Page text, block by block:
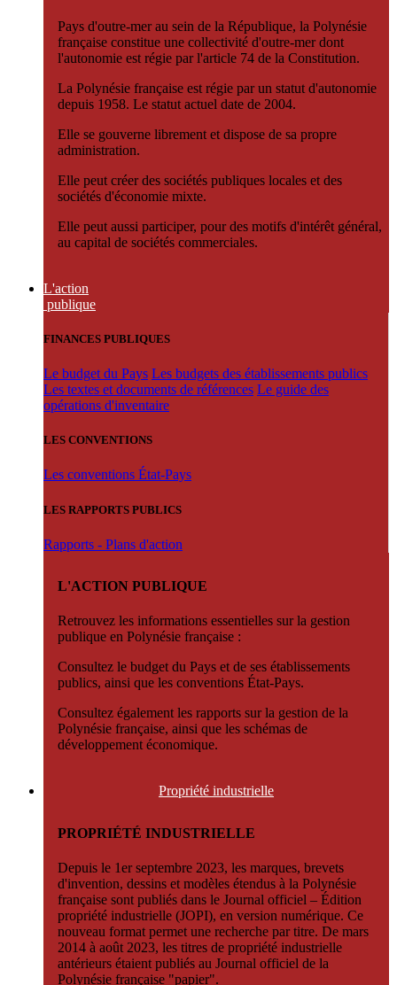
Pays d'outre-mer au sein de la République, la Polynésie
française constitue une collectivité d'outre-mer dont
l'autonomie est régie par l'article 74 de la Constitution.
La Polynésie française est régie par un statut d'autonomie
depuis 1958. Le statut actuel date de 2004.
Elle se gouverne librement et dispose de sa propre
administration.
Elle peut créer des sociétés publiques locales et des
sociétés d'économie mixte.
Elle peut aussi participer, pour des motifs d'intérêt général,
au capital de sociétés commerciales.
L'action
publique
FINANCES PUBLIQUES
Le budget du Pays Les budgets des établissements publics
Les textes et documents de références Le guide des
opérations d'inventaire
LES CONVENTIONS
Les conventions État-Pays
LES RAPPORTS PUBLICS
Rapports - Plans d'action
L'ACTION PUBLIQUE
Retrouvez les informations essentielles sur la gestion
publique en Polynésie française :
Consultez le budget du Pays et de ses établissements
publics, ainsi que les conventions État-Pays.
Consultez également les rapports sur la gestion de la
Polynésie française, ainsi que les schémas de
développement économique.
Propriété industrielle
PROPRIÉTÉ INDUSTRIELLE
Depuis le 1er septembre 2023, les marques, brevets
d'invention, dessins et modèles étendus à la Polynésie
française sont publiés dans le Journal officiel – Édition
propriété industrielle (JOPI), en version numérique. Ce
nouveau format permet une recherche par titre. De mars
2014 à août 2023, les titres de propriété industrielle
antérieurs étaient publiés au Journal officiel de la
Polynésie française "papier".